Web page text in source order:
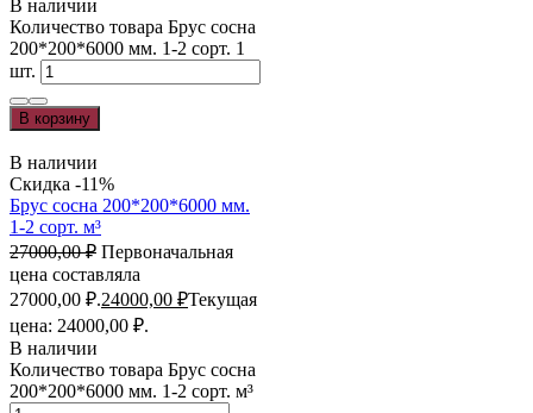
В наличии
Количество товара Брус сосна
200*200*6000 мм. 1-2 сорт. 1
шт.
В корзину
В наличии
Скидка -11%
Брус сосна 200*200*6000 мм.
1-2 сорт. м³
27000,00₽ Первоначальная
цена составляла
27000,00 ₽.24000,00 ₽Текущая
цена: 24000,00 ₽.
В наличии
Количество товара Брус сосна
200*200*6000 мм. 1-2 сорт. м³